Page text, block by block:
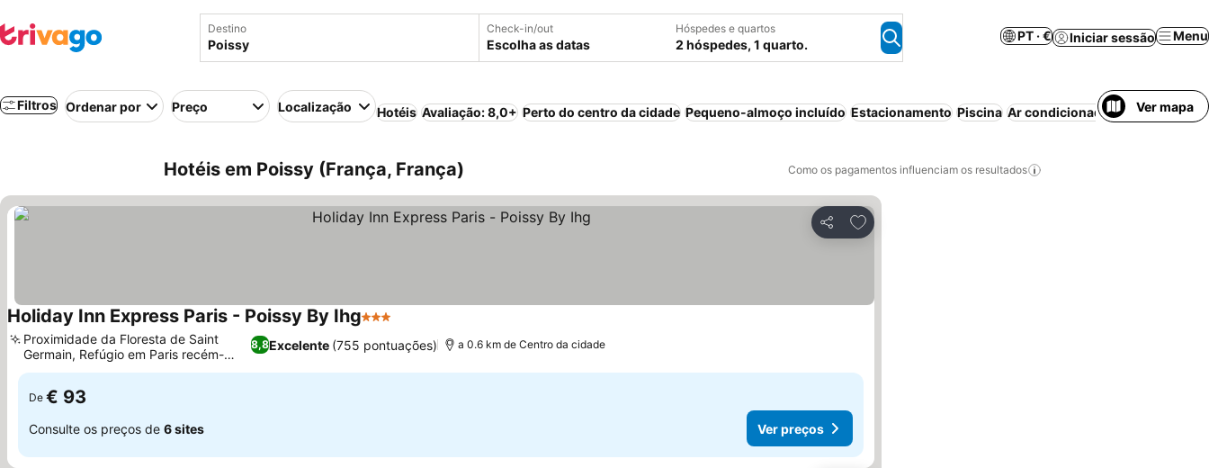
Destino Check-in/out
Escolha as datas
Hóspedes e quartos
2 hóspedes, 1 quarto.
PT · € Iniciar sessão Menu
Filtros Ordenar por Preço Localização Hotéis Avaliação: 8,0+ Perto do centro da cidade Pequeno-almoço incluído Estacionamento Piscina Ar condicionado Ver mapa
Hotéis em Poissy (França, França) Como os pagamentos influenciam os resultados
Partilhar
Adicionar aos favoritos
Holiday Inn Express Paris - Poissy By Ihg3 Estrelas
8,8Excelente (755 pontuações)
Proximidade da Floresta de Saint
Germain, Refúgio em Paris recém-
inaugurado
a 0.6 km de Centro da cidade
De € 93
Consulte os preços de 6 sites Ver preços